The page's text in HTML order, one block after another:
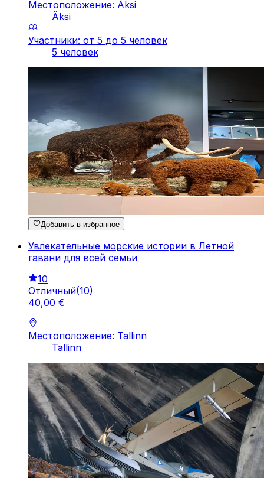
Местоположение: Äksi
Äksi
Участники: от 5 до 5 человек
5 человек
Добавить в избранное
Увлекательные морские истории в Летной
гавани для всей семьи
10
Отличный(10)
40,00 €
Местоположение: Tallinn
Tallinn